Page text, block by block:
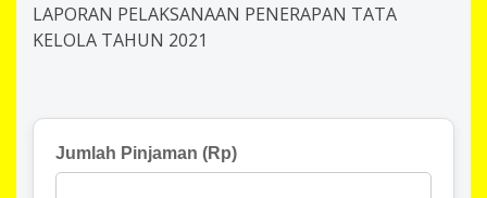
LAPORAN PELAKSANAAN PENERAPAN TATA
KELOLA TAHUN 2021
Jumlah Pinjaman (Rp)